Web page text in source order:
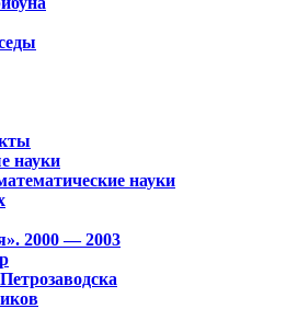
науки
науки
2000 — 2003